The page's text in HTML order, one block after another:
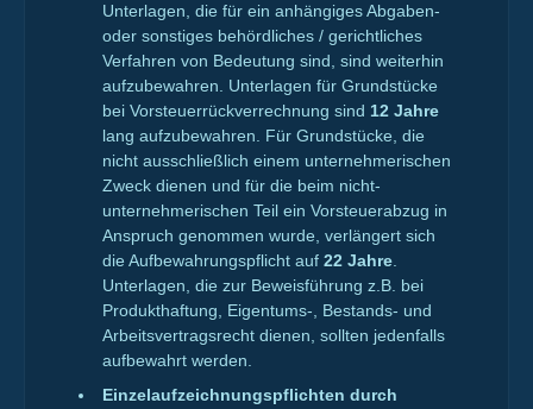
Unterlagen, die für ein anhängiges Abgaben-
oder sonstiges behördliches / gerichtliches
Verfahren von Bedeutung sind, sind weiterhin
aufzubewahren. Unterlagen für Grundstücke
bei Vorsteuerrückverrechnung sind 12 Jahre
lang aufzubewahren. Für Grundstücke, die
nicht ausschließlich einem unternehmerischen
Zweck dienen und für die beim nicht-
unternehmerischen Teil ein Vorsteuerabzug in
Anspruch genommen wurde, verlängert sich
die Aufbewahrungspflicht auf 22 Jahre
Unterlagen, die zur Beweisführung z.B. bei
Produkthaftung, Eigentums-, Bestands- und
Arbeitsvertragsrecht dienen, sollten jedenfalls
aufbewahrt werden.
Einzelaufzeichnungspflichten durch